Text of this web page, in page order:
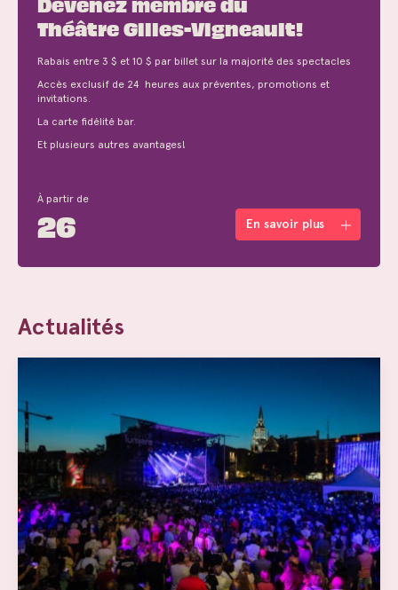
Théâtre Gilles-Vigneault!
Rabais entre 3 $ et 10 $ par billet sur la majorité des spectacles
Accès exclusif de 24 heures aux préventes, promotions et
invitations.
La carte fidélité bar.
Et plusieurs autres avantages!
À partir de
26 En savoir plus
Actualités